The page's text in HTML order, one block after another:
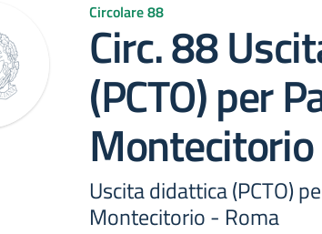
Circolare 88
Circ. 88
(PCTO) per
Uscita didattica (PCTO)
Montecitorio - Roma